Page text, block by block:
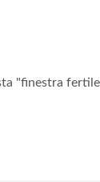
"finestra